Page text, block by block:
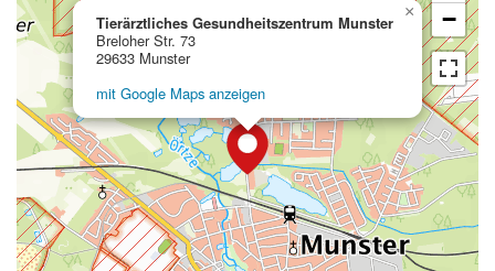
Tierärztliches Gesundheitszentrum Munster
Breloher Str. 73
29633 Munster
mit Google Maps anzeigen
×
−